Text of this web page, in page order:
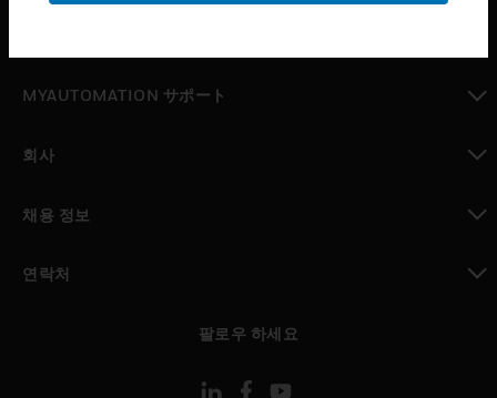
MYAUTOMATION サポート
회사
채용 정보
연락처
팔로우 하세요